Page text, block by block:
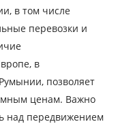
в том числе
перевозки и
в
позволяет
ценам. Важно
над передвижением